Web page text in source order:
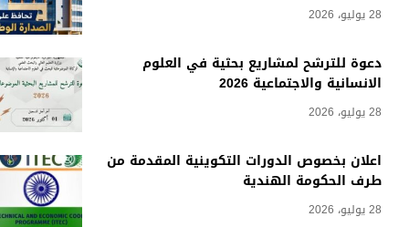
28 يوليو، 2026
دعوة للترشح لمشاريع بحثية في العلوم
الانسانية والاجتماعية 2026
28 يوليو، 2026
اعلان بخصوص الدورات التكوينية المقدمة من
طرف الحكومة الهندية
28 يوليو، 2026